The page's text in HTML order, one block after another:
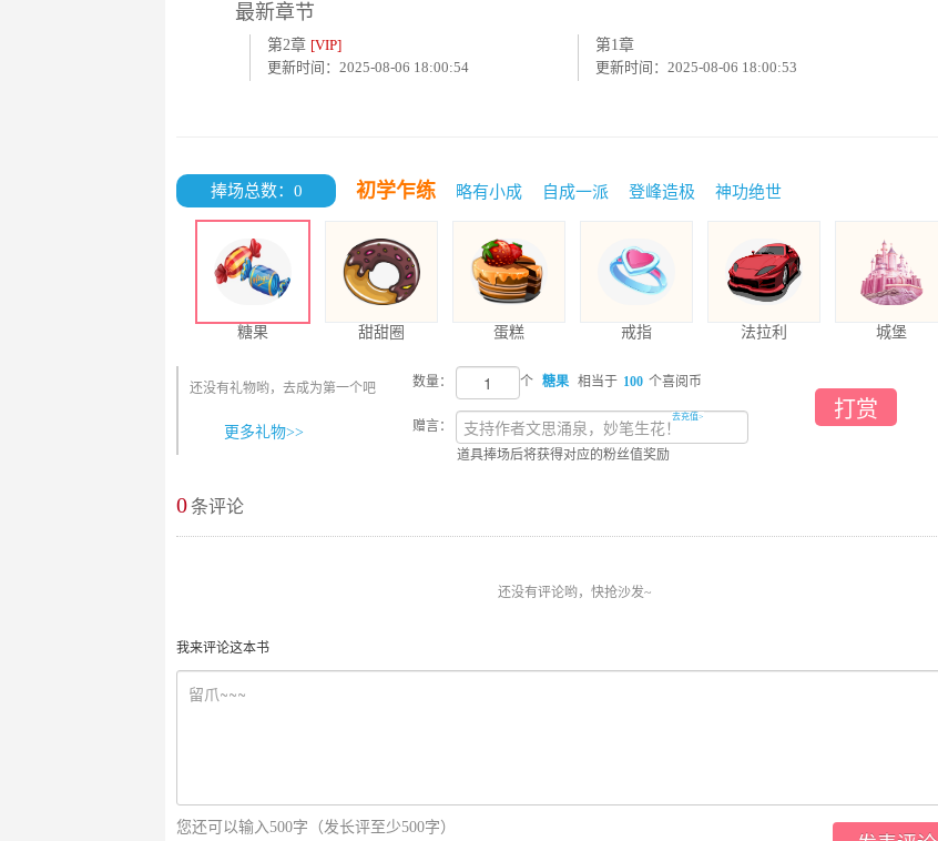
最新章节
第2章 [VIP]
更新时间：2025-08-06 18:00:54
第1章
更新时间：2025-08-06 18:00:53
捧场总数：0 初学乍练 略有小成 自成一派 登峰造极 神功绝世
糖果 甜甜圈 蛋糕 戒指 法拉利 城堡
还没有礼物哟，去成为第一个吧
更多礼物>>
数量： 个 糖果 相当于 100 个喜阅币
去充值>
赠言：
道具捧场后将获得对应的粉丝值奖励
打赏
0条评论
还没有评论哟，快抢沙发~
我来评论这本书
您还可以输入500字（发长评至少500字）